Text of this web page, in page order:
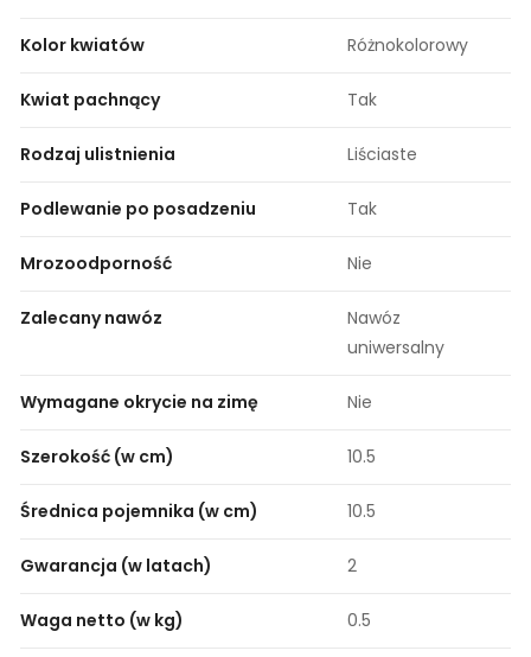
Kolor kwiatów Różnokolorowy
Kwiat pachnący Tak
Rodzaj ulistnienia Liściaste
Podlewanie po posadzeniu Tak
Mrozoodporność Nie
Zalecany nawóz
Nawóz
uniwersalny
Wymagane okrycie na zimę Nie
Szerokość (w cm) 10.5
Średnica pojemnika (w cm) 10.5
Gwarancja (w latach) 2
Waga netto (w kg) 0.5